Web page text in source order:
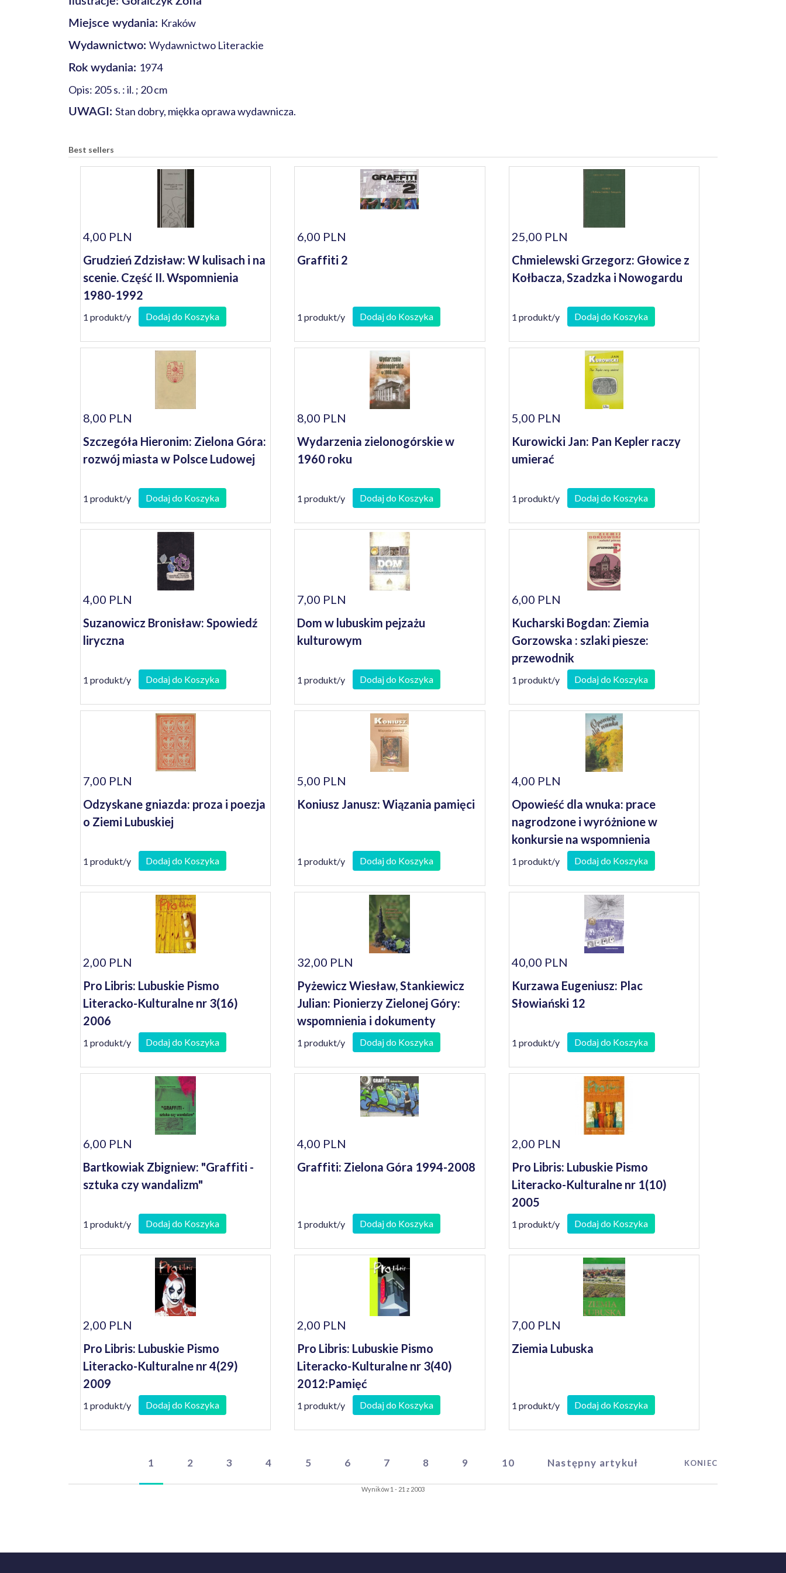
Miejsce wydania: Kraków
Wydawnictwo: Wydawnictwo Literackie
Rok wydania: 1974
Opis: 205 s. : il. ; 20 cm
UWAGI: Stan dobry, miękka oprawa wydawnicza.
Best sellers
4,00 PLN
Grudzień Zdzisław: W kulisach i na
scenie. Część II. Wspomnienia
1980-1992
1 produkt/y Dodaj do Koszyka
6,00 PLN
Graffiti 2
1 produkt/y Dodaj do Koszyka
25,00 PLN
Chmielewski Grzegorz: Głowice z
Kołbacza, Szadzka i Nowogardu
1 produkt/y Dodaj do Koszyka
8,00 PLN
Szczegóła Hieronim: Zielona Góra:
rozwój miasta w Polsce Ludowej
1 produkt/y Dodaj do Koszyka
8,00 PLN
Wydarzenia zielonogórskie w
1960 roku
1 produkt/y Dodaj do Koszyka
5,00 PLN
Kurowicki Jan: Pan Kepler raczy
umierać
1 produkt/y Dodaj do Koszyka
4,00 PLN
Suzanowicz Bronisław: Spowiedź
liryczna
1 produkt/y Dodaj do Koszyka
7,00 PLN
Dom w lubuskim pejzażu
kulturowym
1 produkt/y Dodaj do Koszyka
6,00 PLN
Kucharski Bogdan: Ziemia
Gorzowska : szlaki piesze:
przewodnik
1 produkt/y Dodaj do Koszyka
7,00 PLN
Odzyskane gniazda: proza i poezja
o Ziemi Lubuskiej
1 produkt/y Dodaj do Koszyka
5,00 PLN
Koniusz Janusz: Wiązania pamięci
1 produkt/y Dodaj do Koszyka
4,00 PLN
Opowieść dla wnuka: prace
nagrodzone i wyróżnione w
konkursie na wspomnienia
seniorów
1 produkt/y Dodaj do Koszyka
2,00 PLN
Pro Libris: Lubuskie Pismo
Literacko-Kulturalne nr 3(16)
2006
1 produkt/y Dodaj do Koszyka
32,00 PLN
Pyżewicz Wiesław, Stankiewicz
Julian: Pionierzy Zielonej Góry:
wspomnienia i dokumenty
1 produkt/y Dodaj do Koszyka
40,00 PLN
Kurzawa Eugeniusz: Plac
Słowiański 12
1 produkt/y Dodaj do Koszyka
6,00 PLN
Bartkowiak Zbigniew: "Graffiti -
sztuka czy wandalizm"
1 produkt/y Dodaj do Koszyka
4,00 PLN
Graffiti: Zielona Góra 1994-2008
1 produkt/y Dodaj do Koszyka
2,00 PLN
Pro Libris: Lubuskie Pismo
Literacko-Kulturalne nr 1(10)
2005
1 produkt/y Dodaj do Koszyka
2,00 PLN
Pro Libris: Lubuskie Pismo
Literacko-Kulturalne nr 4(29)
2009
1 produkt/y Dodaj do Koszyka
2,00 PLN
Pro Libris: Lubuskie Pismo
Literacko-Kulturalne nr 3(40)
2012:Pamięć
1 produkt/y Dodaj do Koszyka
7,00 PLN
Ziemia Lubuska
1 produkt/y Dodaj do Koszyka
1 2 3 4 5 6 7 8 9 10 Następny artykuł KONIEC
Wyników 1 - 21 z 2003